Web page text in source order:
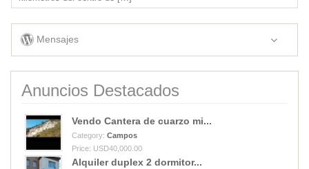
Mensajes
Anuncios Destacados
Vendo Cantera de cuarzo mi...
Category: Campos
Price: USD40,000.00
Alquiler duplex 2 dormitor...